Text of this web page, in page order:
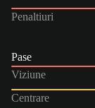
Penaltiuri
Pase
Viziune
Centrare